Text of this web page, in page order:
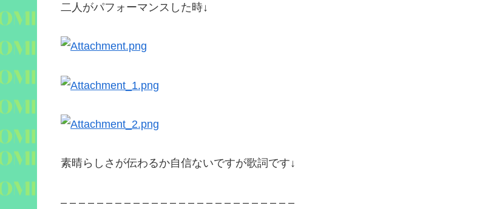
二人がパフォーマンスした時↓
素晴らしさが伝わるか自信ないですが歌詞です↓
– – – – – – – – – – – – – – – – – – – – – – – – – –